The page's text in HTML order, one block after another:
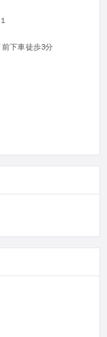
下車徒歩3分